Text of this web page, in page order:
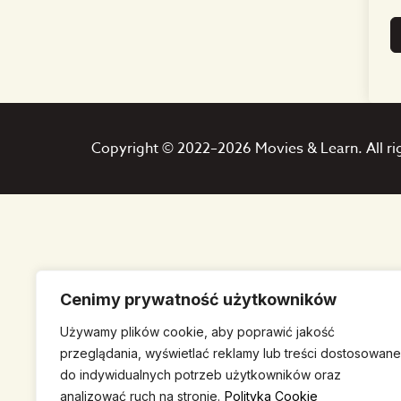
Cenimy prywatność użytkowników
Używamy plików cookie, aby poprawić jakość
przeglądania, wyświetlać reklamy lub treści dostosowane
do indywidualnych potrzeb użytkowników oraz
analizować ruch na stronie. Polityka Cookie
Copyright © 2022–2026 Movies & Learn. All